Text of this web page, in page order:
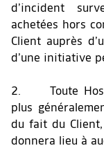
d’incident
achetées hors
Client auprès
d’une initiative
2. Toute
plus
du fait du
donnera lieu à